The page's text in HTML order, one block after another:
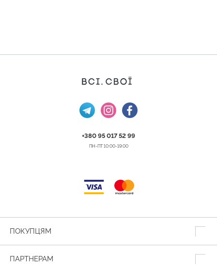
+380 95 017 52 99
ПН-ПТ 10:00-19:00
ПОКУПЦЯМ
ПАРТНЕРАМ